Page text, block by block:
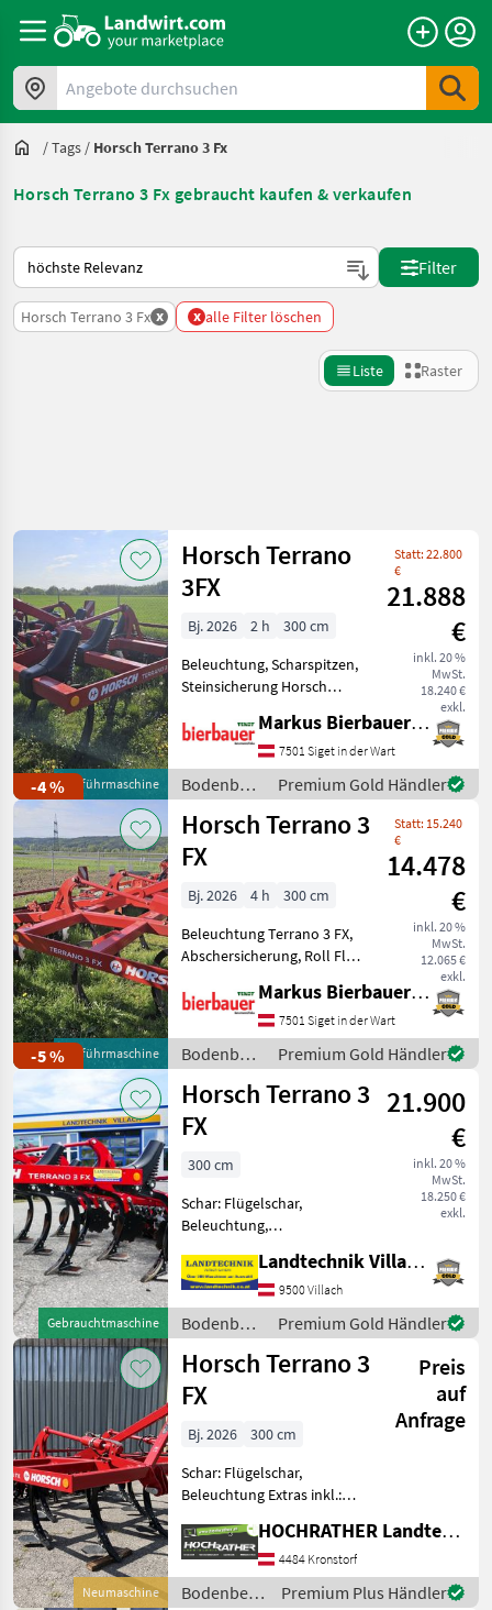
Angebote durchsuchen
/Tags / Horsch Terrano 3 Fx
Horsch Terrano 3 Fx gebraucht kaufen & verkaufen
So wird auf Landwirt.com sortiert
Filter
Horsch Terrano 3 Fx x x alle Filter löschen
Liste Raster
Kategorie 2 Land Filter
AKTUELLER
PFAD
Horsch
Terrano
3 Fx
KATEGORIE
WÄHLEN
Landtechnik
23
MARKTPLATZ
Marktplatz Händlerangebote
Zurücksetzen
23
Ergebnisse
anzeigen
-4 %Vorführmaschine
Horsch Terrano
3FX
Statt: 22.800
€
21.888
€
inkl. 20 %
MwSt.
18.240 €
exkl.
Bj. 2026 2 h
300 cm
Beleuchtung, Scharspitzen,
Steinsicherung Horsch
Zinken, Hydr.
Tiefenverstellung, Hydr.
Randscheibe, Roll Cut
Packer,
Einebnungsscheiben
Markus Bierbauer GmbH
7501 Siget in der Wart
Bodenbearbeitung
/ Horsch
Premium Gold Händler
-5 %Vorführmaschine
Horsch Terrano 3
FX
Statt: 15.240
€
14.478
€
inkl. 20 %
MwSt.
12.065 €
exkl.
Bj. 2026 4 h
300 cm
Beleuchtung Terrano 3 FX,
Abschersicherung, Roll Flex
Hydr. Randscheiben, Mech.
Tiefenvüverstellung,
Scharflügel,
Bodenbearbeitung G
Markus Bierbauer GmbH
7501 Siget in der Wart
Bodenbearbeitung
/ Horsch
Premium Gold Händler
Gebrauchtmaschine
Horsch Terrano 3
FX
21.900
€
inkl. 20 %
MwSt.
18.250 €
exkl.
300 cm
Schar: Flügelschar,
Beleuchtung,
Grubber Terrano 3 FX, mit
Terragrip Zinken,
Mulchmixscharspitze und
Mulchmixscharflügel,
Einebnungsscheiben gefe
Landtechnik Villach GmbH
9500 Villach
Bodenbearbeitung
/ Horsch
Premium Gold Händler
Neumaschine
Horsch Terrano 3
FX
Preis
auf
Anfrage
Bj. 2026
300 cm
Schar: Flügelschar,
Beleuchtung Extras inkl.:
Einebnungsscheiben,
hydraulische
Tieferverstellung
Scharspitzen, RollFlex,
HOCHRATHER Landtechnik GmbH
4484 Kronstorf
BodenbearbeitungPremium Plus Händler